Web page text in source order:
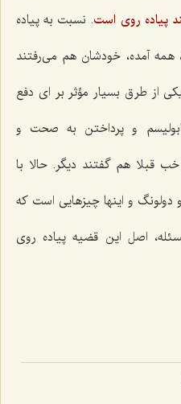
پیاده روی است. نسبت به پیاده
همه آمده، خودشان هم می‌رفتند
از طرق بسیار مؤثر بر ای دفع
و پرداختن به صحت و
قبلا هم گفتند دیگر. حالا با
و اینها چیزهایی است که
اصل این قضیه پیاده روی